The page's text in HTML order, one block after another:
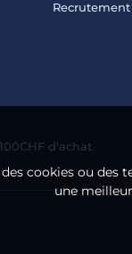
Recrutement
d'achat.
cookies ou des
une